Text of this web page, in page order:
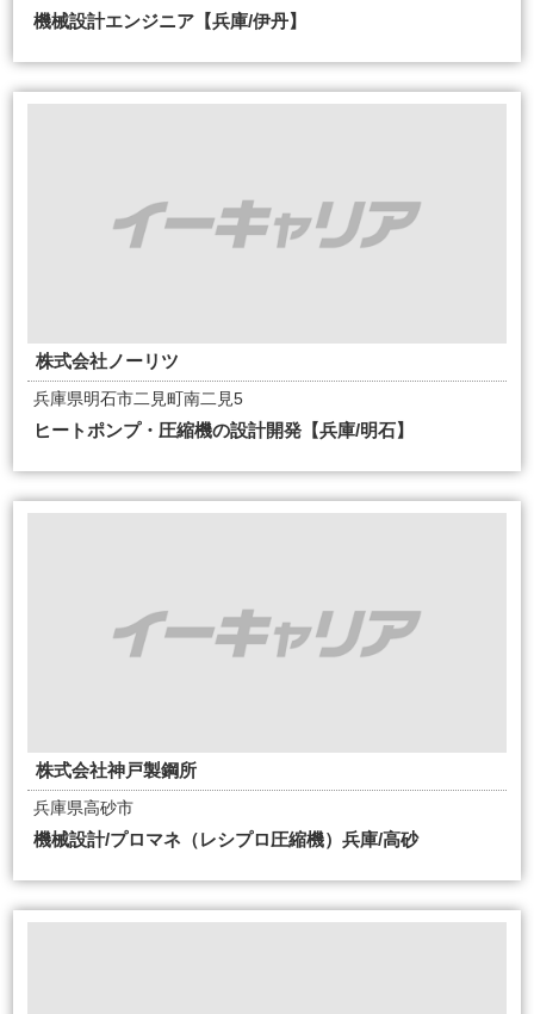
機械設計エンジニア【兵庫/伊丹】
株式会社ノーリツ
兵庫県明石市二見町南二見5
ヒートポンプ・圧縮機の設計開発【兵庫/明石】
株式会社神戸製鋼所
兵庫県高砂市
機械設計/プロマネ（レシプロ圧縮機）兵庫/高砂